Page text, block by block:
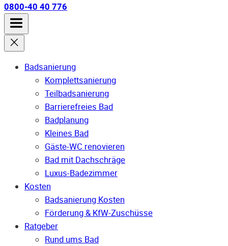
0800-40 40 776
Badsanierung
Komplettsanierung
Teilbadsanierung
Barrierefreies Bad
Badplanung
Kleines Bad
Gäste-WC renovieren
Bad mit Dachschräge
Luxus-Badezimmer
Kosten
Badsanierung Kosten
Förderung & KfW-Zuschüsse
Ratgeber
Rund ums Bad